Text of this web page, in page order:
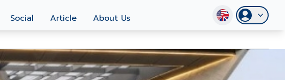
Social Article About Us